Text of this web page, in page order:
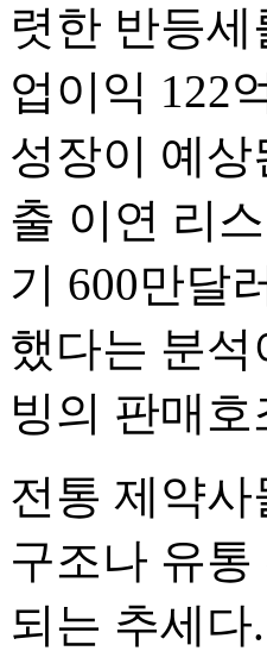
렷한 반등
업이익 122
성장이 예
출 이연 리
기 600만달
했다는 분
빙의 판매
전통 제약
구조나 유
되는 추세다.